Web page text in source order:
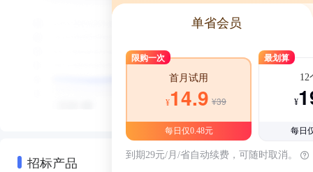
招标产品
单省会员
限购一次
首月试用
¥14.9 ¥39
每日仅0.48元
最划算
12
¥
每日
到期29元/月/省自动续费，可随时取消。